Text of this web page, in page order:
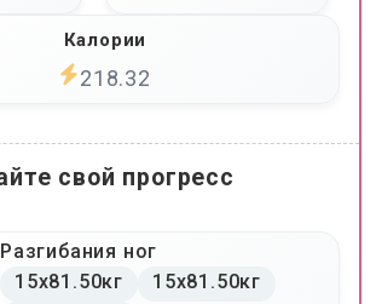
Калории
218.32
свой прогресс
Разгибания ног
15x81.50кг
15x81.50кг